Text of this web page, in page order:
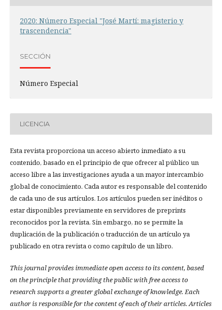
2020: Número Especial "José Martí: magisterio y
trascendencia"
SECCIÓN
Número Especial
LICENCIA
Esta revista proporciona un acceso abierto inmediato a su
contenido, basado en el principio de que ofrecer al público un
acceso libre a las investigaciones ayuda a un mayor intercambio
global de conocimiento. Cada autor es responsable del contenido
de cada uno de sus artículos. Los artículos pueden ser inéditos o
estar disponibles previamente en servidores de preprints
reconocidos por la revista. Sin embargo, no se permite la
duplicación de la publicación o traducción de un artículo ya
publicado en otra revista o como capítulo de un libro.
This journal provides immediate open access to its content, based
on the principle that providing the public with free access to
research supports a greater global exchange of knowledge. Each
author is responsible for the content of each of their articles. Articles